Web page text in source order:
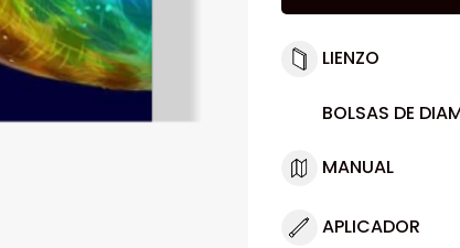
LIENZO
BOLSAS DE
MANUAL
APLICADOR